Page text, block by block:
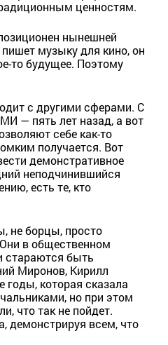
ценностям.
нынешней
музыку для кино, он
то будущее. Поэтому
с другими сферами. С
— пять лет назад, а вот
себе как-то
получается. Вот
демонстративное
неподчинившийся
есть те, кто
не борцы, просто
в общественном
стараются быть
Миронов, Кирилл
годы, которая сказала
но при этом
что так не пойдет.
демонстрируя всем, что